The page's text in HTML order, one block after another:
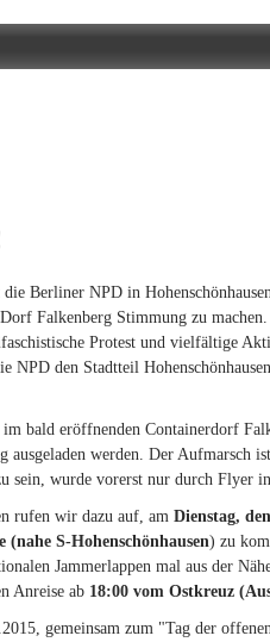
Berliner NPD in
Falkenberg Stimmung zu
Protest und vielfältige
NPD den Stadtteil
bald eröffnenden Containerdorf
ausgeladen werden. Der Aufmarsch
sein, wurde vorerst nur durch Flyer
rufen wir dazu auf, am Dienstag,
S-Hohenschönhausen) zu
Jammerlappen mal aus der
Anreise ab 18:00 vom Ostkreuz
gemeinsam zum "Tag der